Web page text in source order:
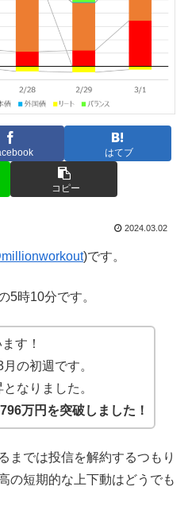
はてブ
コピー
2024.03.02
)です。
5時10分です。
す！
の初週です。
なりました。
万円を突破しました！
までは投信を解約するつもり
の短期的な上下動はどうでも